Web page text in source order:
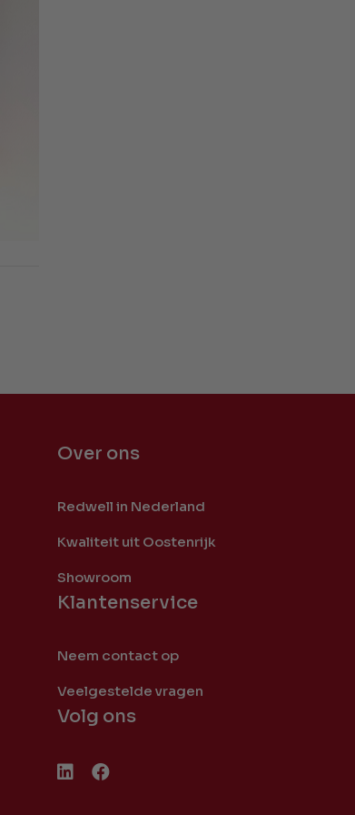
Over ons
Redwell in Nederland
Kwaliteit uit Oostenrijk
Showroom
Klantenservice
Neem contact op
Veelgestelde vragen
Volg ons